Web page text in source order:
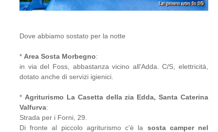
Dove abbiamo sostato per la notte
* Area Sosta Morbegno:
in via del Foss, abbastanza vicino all'Adda. C/S, elettricità,
dotato anche di servizi igienici.
* Agriturismo La Casetta della zia Edda, Santa Caterina
Valfurva:
Strada per i Forni, 29.
Di fronte al piccolo agriturismo c'è la sosta camper nel